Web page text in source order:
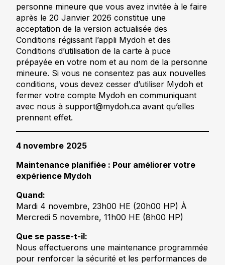
personne mineure que vous avez invitée à le faire
après le 20 Janvier 2026 constitue une
acceptation de la version actualisée des
Conditions régissant l’appli Mydoh et des
Conditions d’utilisation de la carte à puce
prépayée en votre nom et au nom de la personne
mineure. Si vous ne consentez pas aux nouvelles
conditions, vous devez cesser d’utiliser Mydoh et
fermer votre compte Mydoh en communiquant
avec nous à support@mydoh.ca avant qu’elles
prennent effet.
4 novembre 2025
Maintenance planifiée : Pour améliorer votre
expérience Mydoh
Quand:
Mardi 4 novembre, 23h00 HE (20h00 HP) À
Mercredi 5 novembre, 11h00 HE (8h00 HP)
Que se passe-t-il:
Nous effectuerons une maintenance programmée
pour renforcer la sécurité et les performances de